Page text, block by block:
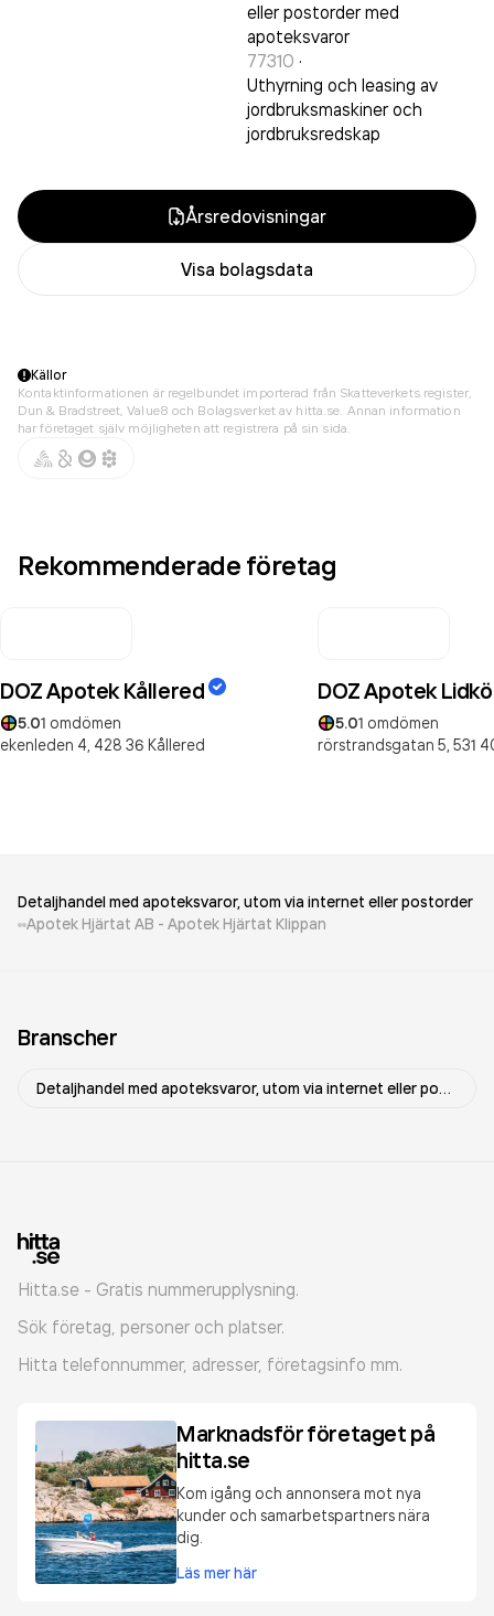
eller postorder med
apoteksvaror
77310 ·
Uthyrning och leasing av
jordbruksmaskiner och
jordbruksredskap
Årsredovisningar
Visa bolagsdata
Källor
Kontaktinformationen är regelbundet importerad från Skatteverkets register,
Dun & Bradstreet, Value8 och Bolagsverket av hitta.se. Annan information
har företaget själv möjligheten att registrera på sin sida.
Rekommenderade företag
DOZ Apotek Kållered
5.01 omdömen
ekenleden 4, 428 36 Kållered
DOZ Apotek
5.01 omdömen
rörstrandsgatan 5, 531
Detaljhandel med apoteksvaror, utom via internet eller postorder
Apotek Hjärtat AB - Apotek Hjärtat Klippan
Branscher
Detaljhandel med apoteksvaror, utom via internet eller postorder
Hitta.se - Gratis nummerupplysning.
Sök företag, personer och platser.
Hitta telefonnummer, adresser, företagsinfo mm.
Marknadsför företaget på
hitta.se
Kom igång och annonsera mot nya
kunder och samarbetspartners nära
dig.
Läs mer här